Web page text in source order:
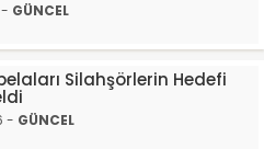
GÜNCEL
Silahşörlerin Hedefi
- GÜNCEL